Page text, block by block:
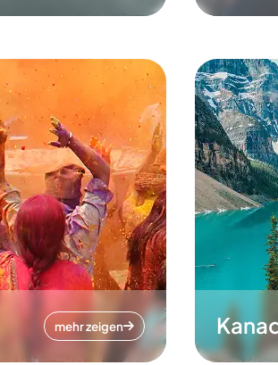
mehr zeigen